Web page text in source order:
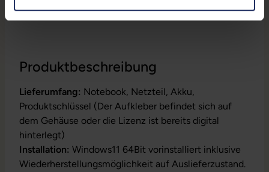
Produktbeschreibung
Lieferumfang: Notebook, Netzteil, Akku,
Produktschlüssel (Der Aufkleber befindet sich auf
dem Gehäuse oder die Lizenz ist bereits digital
hinterlegt)
Installation: Windows11 64Bit vorinstalliert inklusive
Wiederherstellungsmöglichkeit auf Auslieferzustand.
Gewicht: 1,35 kg